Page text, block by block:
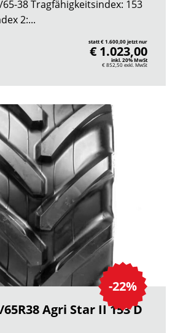
38 Tragfähigkeitsindex: 153
2:...
statt € 1.600,00 jetzt nur
€ 1.023,00
inkl. 20% MwSt
€ 852,50exkl. MwSt
-22%
Agri Star II 153 D